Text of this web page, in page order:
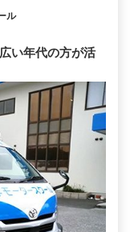
ル
い年代の方が活